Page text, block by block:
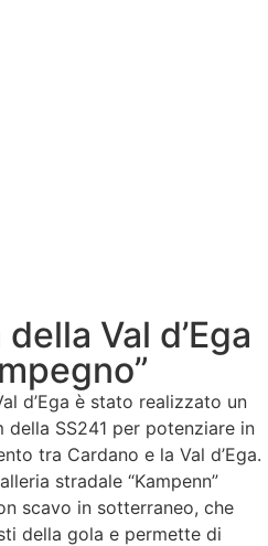
Val d’Ega
d’Ega è stato realizzato un
SS241 per potenziare in
tra Cardano e la Val d’Ega.
stradale “Kampenn”
scavo in sotterraneo, che
della gola e permette di